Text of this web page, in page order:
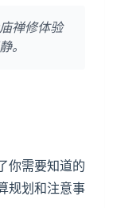
禅修体验
。
你需要知道的
规划和注意事